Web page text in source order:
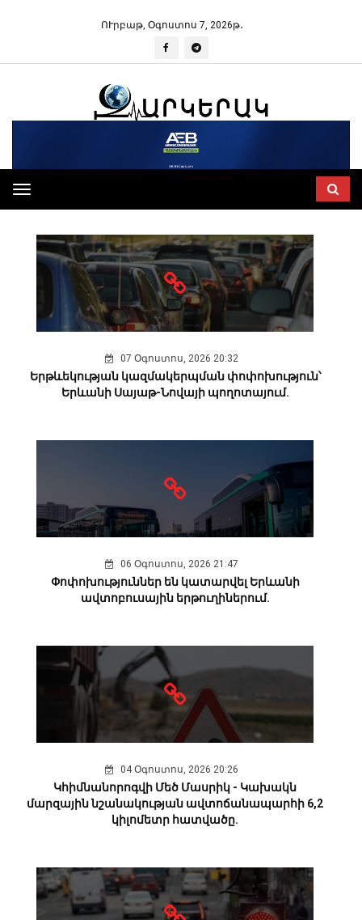
ՈՒրբաթ, Օգոստոս 7, 2026թ․
Toggle
navigation
ՇՐՋԱԿԱ ՄԻՋԱՎԱՅՐ
07 Օգոստոս, 2026 20:32
Երթևեկության կազմակերպման փոփոխություն՝
Երևանի Սայաթ-Նովայի պողոտայում.
06 Օգոստոս, 2026 21:47
Փոփոխություններ են կատարվել Երևանի
ավտոբուսային երթուղիներում.
04 Օգոստոս, 2026 20:26
Կհիմնանորոգվի Մեծ Մասրիկ - Կախակն
մարզային նշանակության ավտոճանապարհի 6,2
կիլոմետր հատվածը.